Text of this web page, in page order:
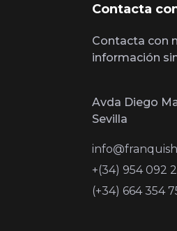
Contacta
Contacta con
información
Avda Diego
Sevilla
+(34) 954 092
(+34) 664 354